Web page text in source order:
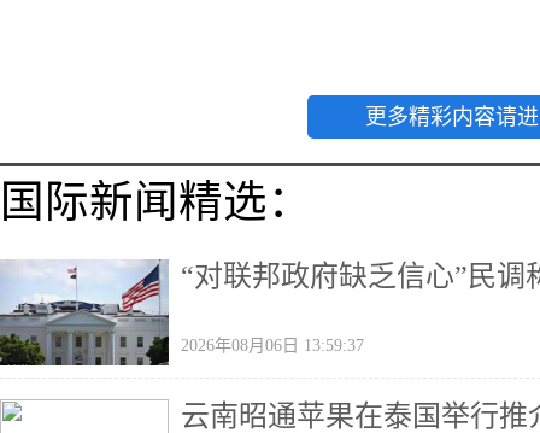
更多精彩内容请
国际新闻精选：
“对联邦政府缺乏信心”民
2026年08月06日 13:59:37
云南昭通苹果在泰国举行推